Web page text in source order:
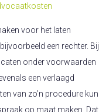
voor het laten
een rechter. Bij
onder voorwaarden
een verlaagd
van zo’n procedure kun
op maat maken. Dat